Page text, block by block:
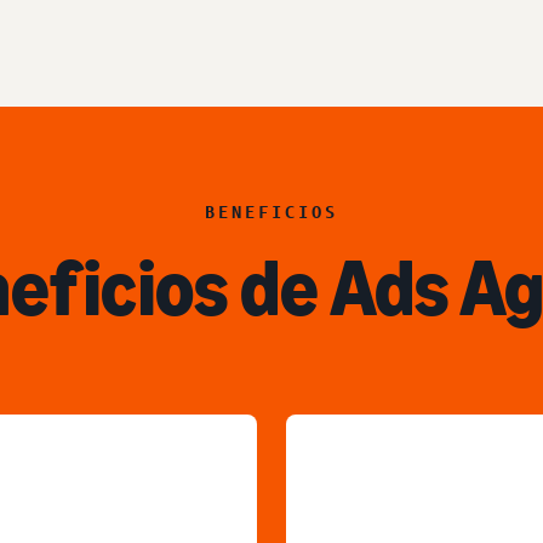
BENEFICIOS
de Ads